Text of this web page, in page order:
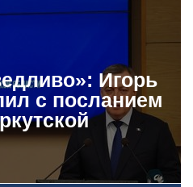
Игорь
с посланием